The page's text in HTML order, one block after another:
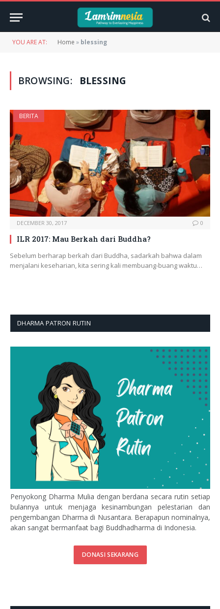
YOU ARE AT: Home » blessing
BROWSING: BLESSING
BERITA
DECEMBER 30, 2017 0
ILR 2017: Mau Berkah dari Buddha?
Sebelum berharap berkah dari Buddha, sadarkah bahwa dalam
menjalani keseharian, kita sering kali membuang-buang waktu…
DHARMA PATRON RUTIN
Penyokong Dharma Mulia dengan berdana secara rutin setiap
bulannya untuk menjaga kesinambungan pelestarian dan
pengembangan Dharma di Nusantara. Berapapun nominalnya,
akan sangat bermanfaat bagi Buddhadharma di Indonesia.
DONASI SEKARANG